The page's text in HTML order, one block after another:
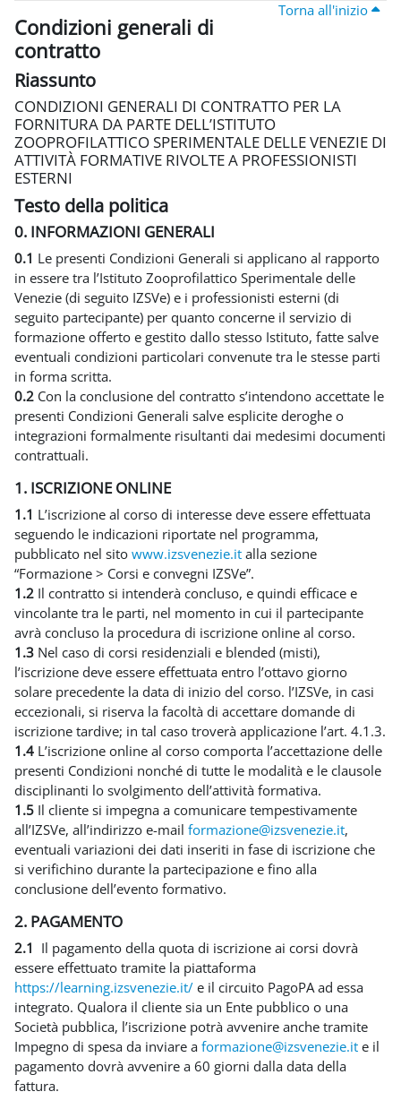
Torna all'inizio
Condizioni generali di
contratto
Riassunto
CONDIZIONI GENERALI DI CONTRATTO PER LA
FORNITURA DA PARTE DELL’ISTITUTO
ZOOPROFILATTICO SPERIMENTALE DELLE VENEZIE DI
ATTIVITÀ FORMATIVE RIVOLTE A PROFESSIONISTI
ESTERNI
Testo della politica
0. INFORMAZIONI GENERALI
0.1 Le presenti Condizioni Generali si applicano al rapporto
in essere tra l’Istituto Zooprofilattico Sperimentale delle
Venezie (di seguito IZSVe) e i professionisti esterni (di
seguito partecipante) per quanto concerne il servizio di
formazione offerto e gestito dallo stesso Istituto, fatte salve
eventuali condizioni particolari convenute tra le stesse parti
in forma scritta.
0.2 Con la conclusione del contratto s’intendono accettate le
presenti Condizioni Generali salve esplicite deroghe o
integrazioni formalmente risultanti dai medesimi documenti
contrattuali.
1. ISCRIZIONE ONLINE
1.1 L’iscrizione al corso di interesse deve essere effettuata
seguendo le indicazioni riportate nel programma,
pubblicato nel sito www.izsvenezie.it alla sezione
“Formazione > Corsi e convegni IZSVe”.
1.2 Il contratto si intenderà concluso, e quindi efficace e
vincolante tra le parti, nel momento in cui il partecipante
avrà concluso la procedura di iscrizione online al corso.
1.3 Nel caso di corsi residenziali e blended (misti),
l’iscrizione deve essere effettuata entro l’ottavo giorno
solare precedente la data di inizio del corso. l’IZSVe, in casi
eccezionali, si riserva la facoltà di accettare domande di
iscrizione tardive; in tal caso troverà applicazione l’art. 4.1.3.
1.4 L’iscrizione online al corso comporta l’accettazione delle
presenti Condizioni nonché di tutte le modalità e le clausole
disciplinanti lo svolgimento dell’attività formativa.
1.5 Il cliente si impegna a comunicare tempestivamente
all’IZSVe, all’indirizzo e-mail formazione@izsvenezie.it,
eventuali variazioni dei dati inseriti in fase di iscrizione che
si verifichino durante la partecipazione e fino alla
conclusione dell’evento formativo.
2. PAGAMENTO
2.1 Il pagamento della quota di iscrizione ai corsi dovrà
essere effettuato tramite la piattaforma
https://learning.izsvenezie.it/ e il circuito PagoPA ad essa
integrato. Qualora il cliente sia un Ente pubblico o una
Società pubblica, l’iscrizione potrà avvenire anche tramite
Impegno di spesa da inviare a formazione@izsvenezie.it e il
pagamento dovrà avvenire a 60 giorni dalla data della
fattura.